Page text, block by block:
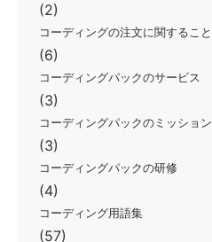
(2)
コーディングの注文に関すること
(6)
コーディングパックのサービス
(3)
コーディングパックのミッション
(3)
コーディングパックの研修
(4)
コーディング用語集
(57)